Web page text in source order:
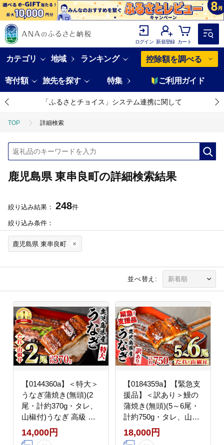
ログイン 新規登録 カート
カテゴリ 地域 ランキング 控除額を調べる
寄付額 旅先を探す 特集 ご利用ガイド
「ふるさとチョイス」システム連携に関して
TOP 詳細検索
鹿児島県 東串良町の詳細検索結果
絞り込み結果： 248件
絞り込み条件：
鹿児島県 東串良町
並べ替え:
【0144360a】＜特大＞
うなぎ蒲焼き(無頭)(2
尾・計約370g・タレ、
山椒付)うなぎ 高級 ウ
ナギ 鰻 国産 蒲焼 蒲焼
き たれ 鹿児島 ふるさ
14,000円
【0184359a】【緊急支
援品】＜訳あり＞鰻の
蒲焼き(無頭)(5～6尾・
計約750g・タレ、山椒
付) うなぎ ウナギ 鰻 国
産 蒲焼 蒲焼き たれ 鹿
18,000円